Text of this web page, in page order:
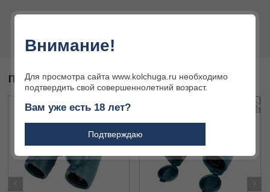
ПОХОЖИЕ ТОВАРЫ
‹ ›
Внимание!
Для просмотра сайта www.kolchuga.ru необходимо
подтвердить свой совершеннолетний возраст.
Вам уже есть 18 лет?
Подтверждаю